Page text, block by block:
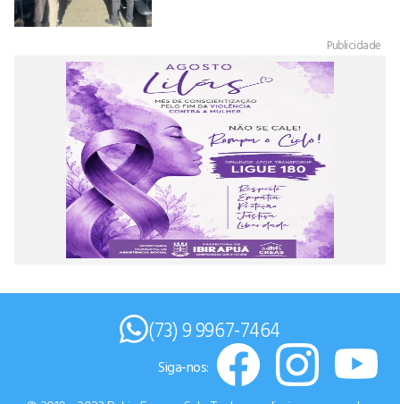
Publicidade
(73) 9 9967-7464
Siga-nos: